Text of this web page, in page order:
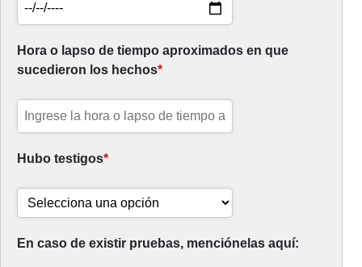
Hora o lapso de tiempo aproximados en que
sucedieron los hechos*
Hubo testigos*
En caso de existir pruebas, menciónelas aquí: